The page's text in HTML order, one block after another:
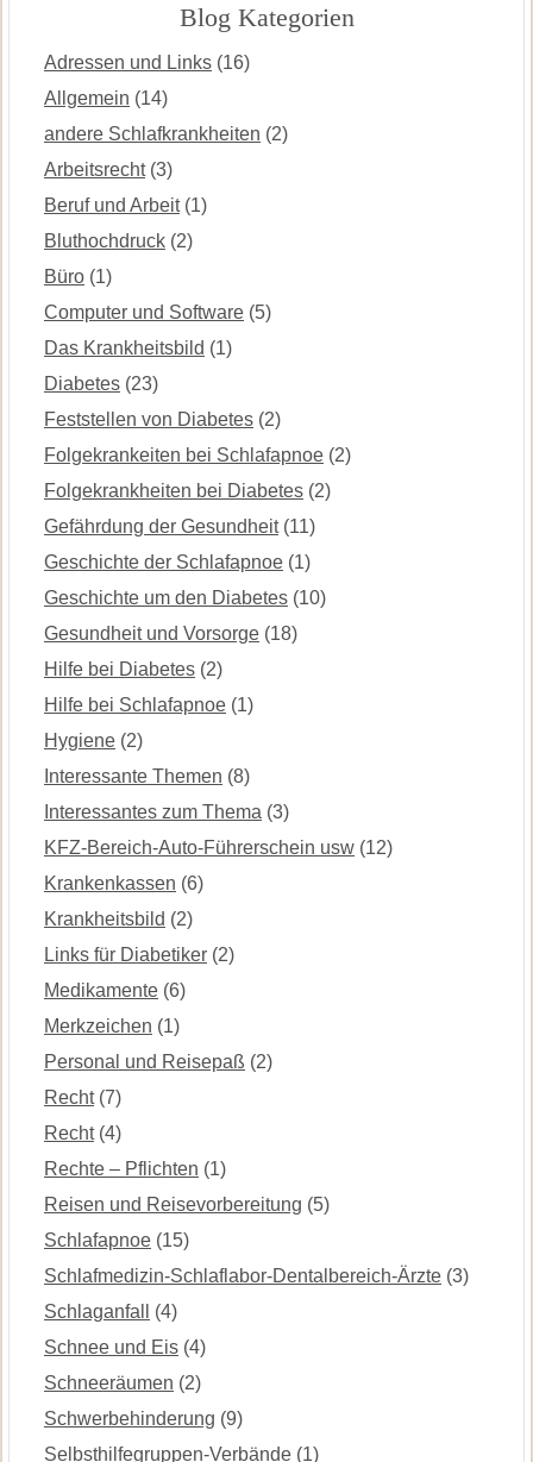
Blog Kategorien
Adressen und Links (16)
Allgemein (14)
andere Schlafkrankheiten (2)
Arbeitsrecht(3)
Beruf und Arbeit(1)
Bluthochdruck (2)
Büro (1)
Computer und Software (5)
Das Krankheitsbild (1)
Diabetes (23)
Feststellen von Diabetes (2)
Folgekrankeiten bei Schlafapnoe (2)
Folgekrankheiten bei Diabetes (2)
Gefährdung der Gesundheit(11)
Geschichte der Schlafapnoe (1)
Geschichte um den Diabetes (10)
Gesundheit und Vorsorge (18)
Hilfe bei Diabetes (2)
Hilfe bei Schlafapnoe (1)
Hygiene (2)
Interessante Themen (8)
Interessantes zum Thema (3)
KFZ-Bereich-Auto-Führerschein usw (12)
Krankenkassen (6)
Krankheitsbild (2)
Links für Diabetiker (2)
Medikamente (6)
Merkzeichen (1)
Personal und Reisepaß (2)
Recht(7)
Recht(4)
Rechte – Pflichten (1)
Reisen und Reisevorbereitung (5)
Schlafapnoe (15)
Schlafmedizin-Schlaflabor-Dentalbereich-Ärzte (3)
Schlaganfall
(4)
Schnee und Eis (4)
Schneeräumen (2)
Schwerbehinderung (9)
Selbsthilfegruppen-Verbände (1)